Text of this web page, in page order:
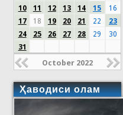
10
11 12 13 14 15
16
17
18 19 20 21 22
23
24
25 26 27 28 29
30
31
October 2022
Ҳаводиси олам